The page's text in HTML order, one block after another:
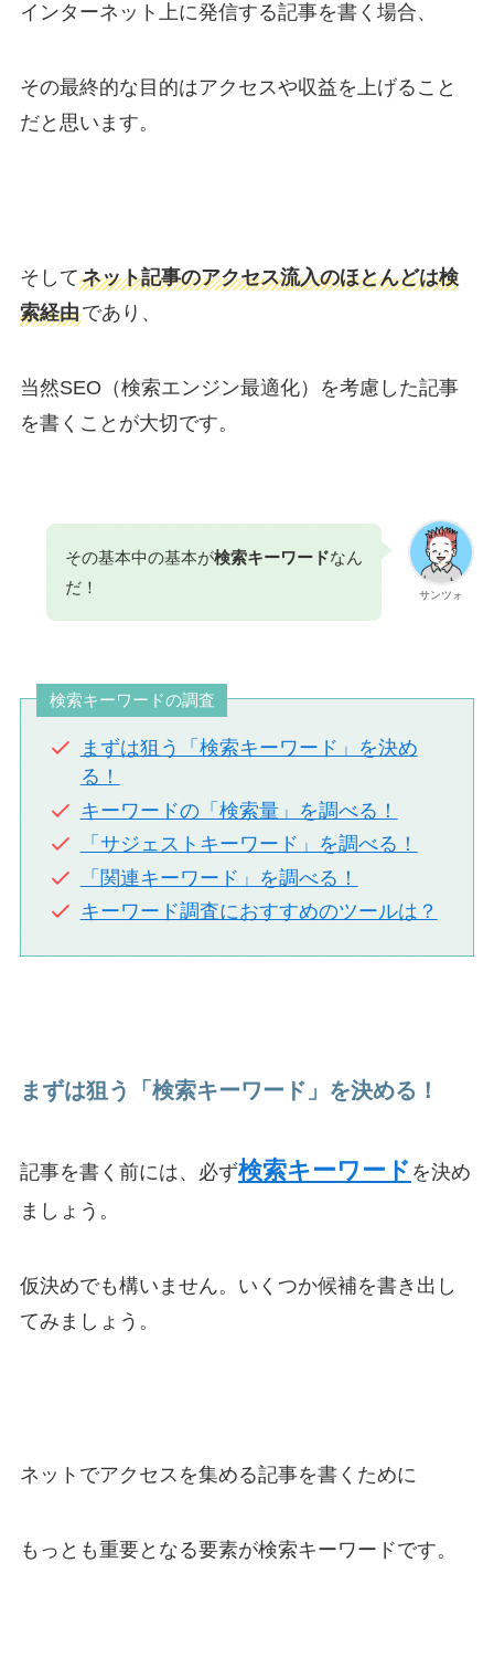
インターネット上に発信する記事を書く場合、
その最終的な目的はアクセスや収益を上げること
だと思います。
そしてネット記事のアクセス流入のほとんどは検
索経由であり、
当然SEO（検索エンジン最適化）を考慮した記事
を書くことが大切です。
サンツォ
その基本中の基本が検索キーワードなん
だ！
検索キーワードの調査
まずは狙う「検索キーワード」を決め
る！
キーワードの「検索量」を調べる！
「サジェストキーワード」を調べる！
「関連キーワード」を調べる！
キーワード調査におすすめのツールは？
まずは狙う「検索キーワード」を決める！
記事を書く前には、必ず検索キーワード を決め
ましょう。
仮決めでも構いません。いくつか候補を書き出し
てみましょう。
ネットでアクセスを集める記事を書くために
もっとも重要となる要素が検索キーワードです。